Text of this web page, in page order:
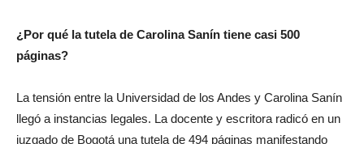
¿Por qué la tutela de Carolina Sanín tiene casi 500
páginas?
La tensión entre la Universidad de los Andes y Carolina Sanín
llegó a instancias legales. La docente y escritora radicó en un
juzgado de Bogotá una tutela de 494 páginas manifestando